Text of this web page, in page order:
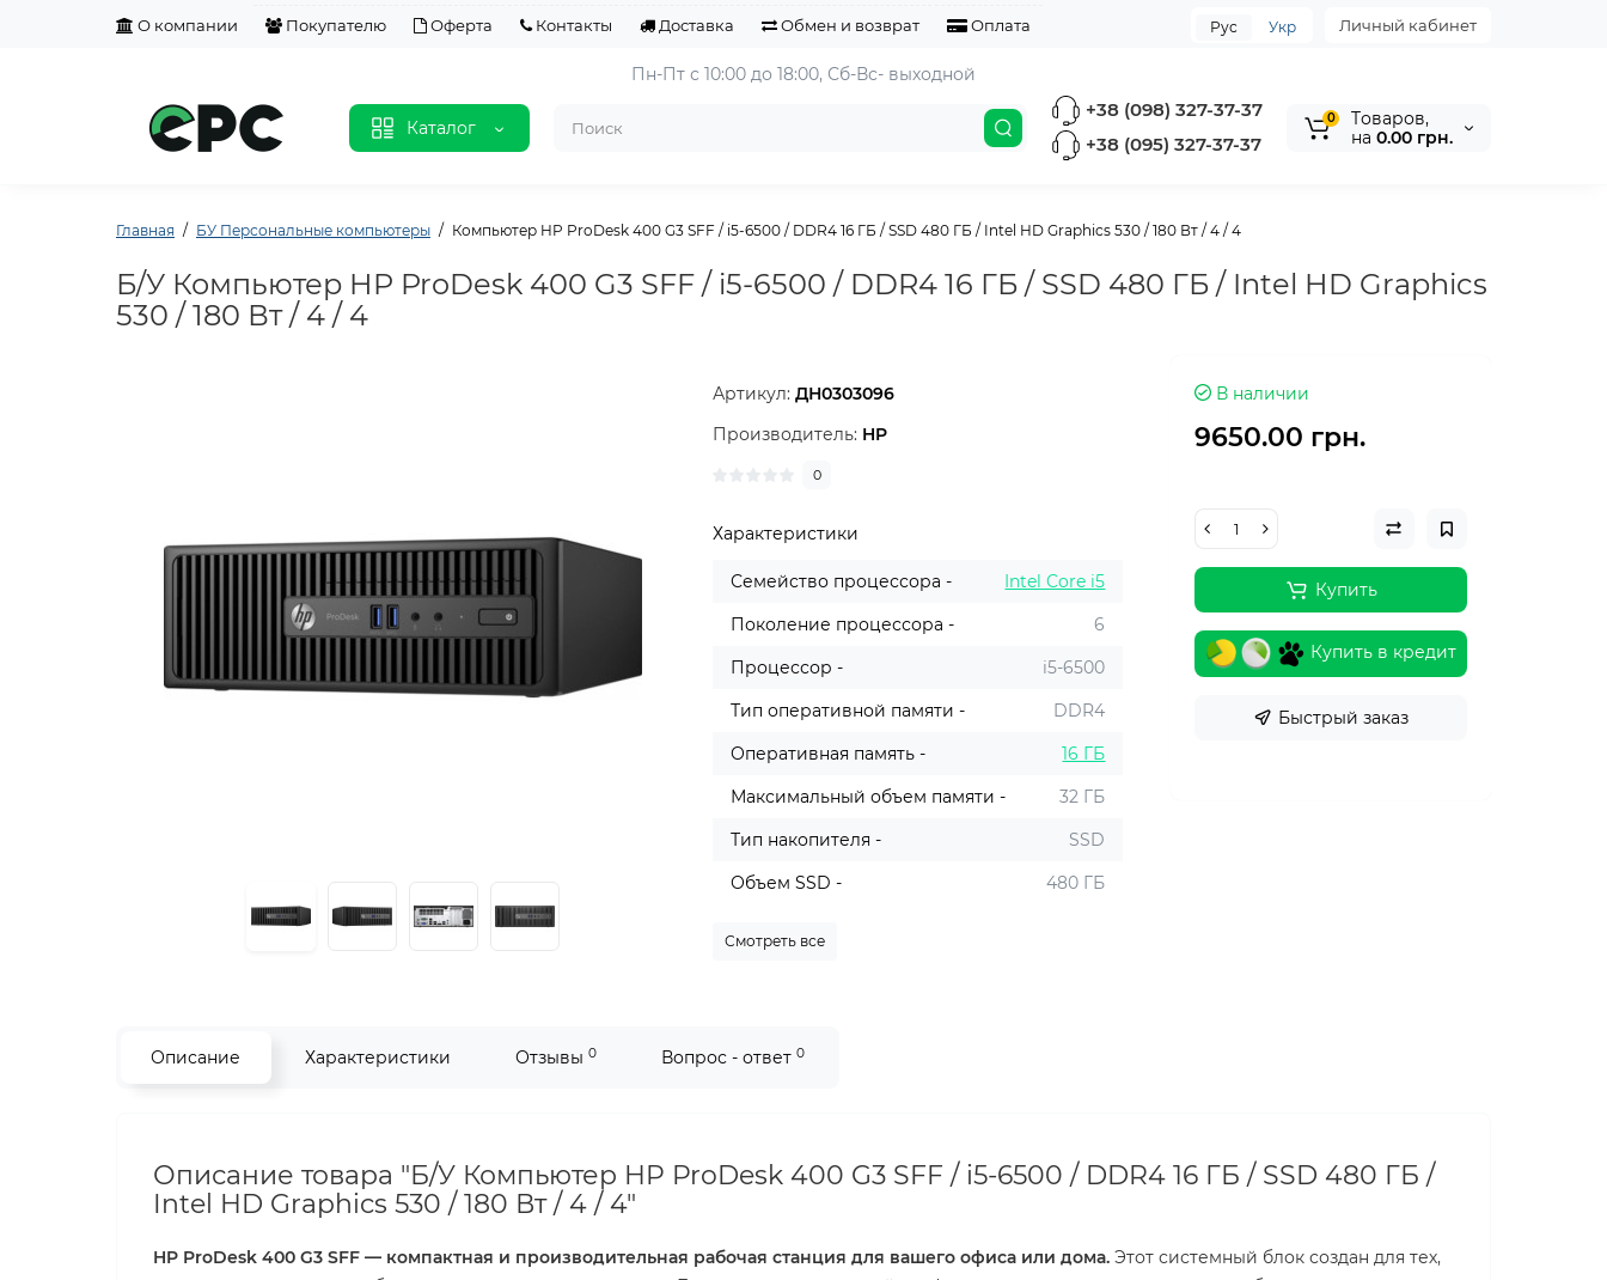
О компании Покупателю Оферта Контакты Доставка Обмен и возврат Оплата Личный кабинет
Рус Укр
Каталог
Пн-Пт с 10:00 до 18:00, Сб-Вс- выходной
+38 (098) 327-37-37
+38 (095) 327-37-37
0
Tоваров,
на 0.00 грн.
Главная БУ Персональные компьютеры Компьютер HP ProDesk 400 G3 SFF / i5-6500 / DDR4 16 ГБ / SSD 480 ГБ / Intel HD Graphics 530 / 180 Вт / 4 / 4
Б/У Компьютер HP ProDesk 400 G3 SFF / i5-6500 / DDR4 16 ГБ / SSD 480 ГБ / Intel HD Graphics
530 / 180 Вт / 4 / 4
Артикул:ДН0303096
Производитель: HP
0
Характеристики
Семейство процессора -
Intel Core i5
Поколение процессора -
6
Процессор -
i5-6500
Тип оперативной памяти -
DDR4
Оперативная память -
16 ГБ
Максимальный объем памяти -
32 ГБ
Тип накопителя -
SSD
Объем SSD -
480 ГБ
Смотреть все
В наличии
9650.00 грн.
Купить
Купить в кредит
Быстрый заказ
Описание Характеристики Отзывы 0 Вопрос - ответ 0
Описание товара "Б/У Компьютер HP ProDesk 400 G3 SFF / i5-6500 / DDR4 16 ГБ / SSD 480 ГБ /
Intel HD Graphics 530 / 180 Вт / 4 / 4"
HP ProDesk 400 G3 SFF — компактная и производительная рабочая станция для вашего офиса или дома. Этот системный блок создан для тех,